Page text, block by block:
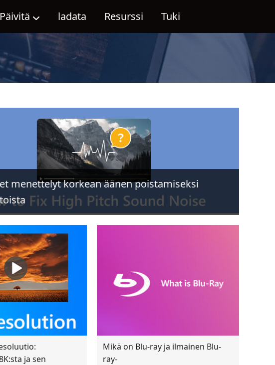
Päivitä ladata Resurssi Tuki
menettelyt korkean äänen poistamiseksi
ja sen
Mikä on Blu-ray ja ilmainen Blu-
ray-